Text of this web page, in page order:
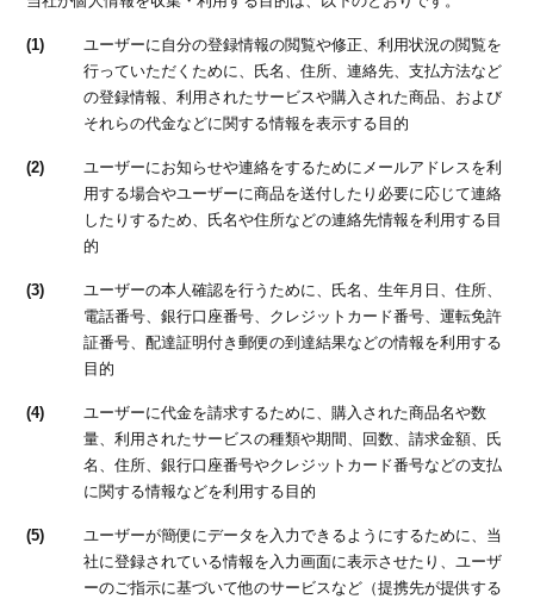
(1)
ユーザーに自分の登録情報の閲覧や修正、利用状況の閲覧を
行っていただくために、氏名、住所、連絡先、支払方法など
の登録情報、利用されたサービスや購入された商品、および
それらの代金などに関する情報を表示する目的
(2)
ユーザーにお知らせや連絡をするためにメールアドレスを利
用する場合やユーザーに商品を送付したり必要に応じて連絡
したりするため、氏名や住所などの連絡先情報を利用する目
的
(3)
ユーザーの本人確認を行うために、氏名、生年月日、住所、
電話番号、銀行口座番号、クレジットカード番号、運転免許
証番号、配達証明付き郵便の到達結果などの情報を利用する
目的
(4)
ユーザーに代金を請求するために、購入された商品名や数
量、利用されたサービスの種類や期間、回数、請求金額、氏
名、住所、銀行口座番号やクレジットカード番号などの支払
に関する情報などを利用する目的
(5)
ユーザーが簡便にデータを入力できるようにするために、当
社に登録されている情報を入力画面に表示させたり、ユーザ
ーのご指示に基づいて他のサービスなど（提携先が提供する